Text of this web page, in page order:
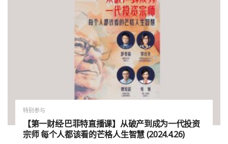
特别参与
【第一财经·巴菲特直播课】从破产到成为一代投资
宗师 每个人都该看的芒格人生智慧 (2024.4.26)